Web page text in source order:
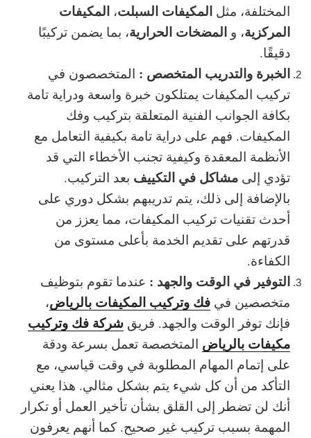
المختلفة، مثل المكيفات السبلت، المكيفات
المركزية، و المضخات الحرارية، بما يضمن تركيبًا
دقيقًا.
الخبرة والتدريب المتخصص : المتخصصون في
تركيب المكيفات يمتلكون خبرة واسعة ودراية تامة
بكافة الجوانب الفنية المتعلقة بتركيب وفك
المكيفات. فهم على دراية تامة بكيفية التعامل مع
الأنظمة المعقدة وكيفية تجنب الأخطاء التي قد
تؤدي إلى مشاكل في التكييف بعد التركيب.
بالإضافة إلى ذلك، يتم تدريبهم بشكل دوري على
أحدث تقنيات تركيب المكيفات، مما يعزز من
قدرتهم على تقديم الخدمة بأعلى مستوى من
الكفاءة.
التوفير في الوقت والجهد : عندما تقوم بتوظيف
متخصصين في فك وتركيب المكيفات بالرياض،
فإنك توفر الوقت والجهد. فريق شركة فك وتركيب
مكيفات بالرياض المتخصصة تعمل بسرعة ودقة
على إتمام المهام المطلوبة في وقت قياسي، مع
التأكد من أن كل شيء يتم بشكل مثالي. هذا يعني
أنك لن تضطر إلى القلق بشأن تأخير العمل أو تكرار
المهمة بسبب تركيب غير صحيح. كما أنهم يعرفون